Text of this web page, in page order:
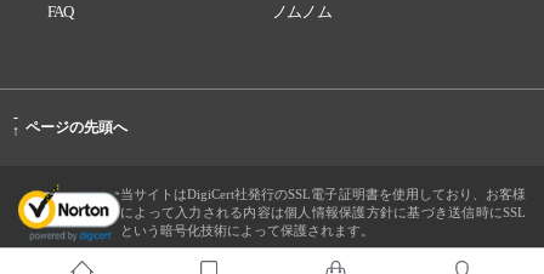
FAQ
ノムノム
-
↑ ページの先頭へ
当サイトはDigiCert社発行のSSL電子証明書を使用しており、お客様
によって入力される内容は個人情報保護方針に基づき送信時にSSL
という暗号化技術によって保護されます。